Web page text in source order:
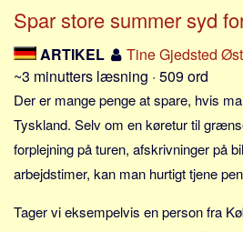
England.dk
Rusland.dk
JLKM.dk
Lande
Tyrkiet
Spanien
Frankrig
Sverige
Spar store summer syd
ARTIKEL Tine Gjedsted
~3 minutters læsning · 509 ord
Der er mange penge at spare, hvis
Tyskland. Selv om en køretur til
forplejning på turen, afskrivninger på
arbejdstimer, kan man hurtigt tjene
Tager vi eksempelvis en person fra